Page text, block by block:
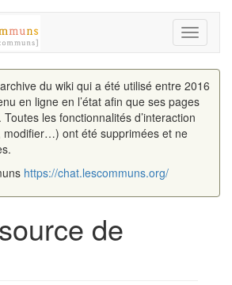
Toggle
du wiki qui a été utilisé entre 2016
en ligne en l’état afin que ses pages
les fonctionnalités d’interaction
modifier…) ont été supprimées et ne
https://chat.lescommuns.org/
de